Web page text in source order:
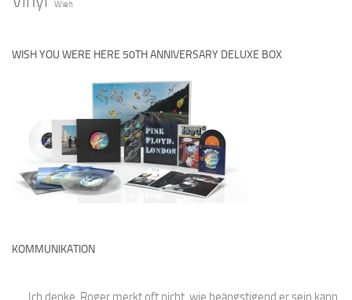
Wien
WISH YOU WERE HERE 50TH ANNIVERSARY DELUXE BOX
KOMMUNIKATION
Ich denke, Roger merkt oft nicht, wie beängstigend er sein kann.